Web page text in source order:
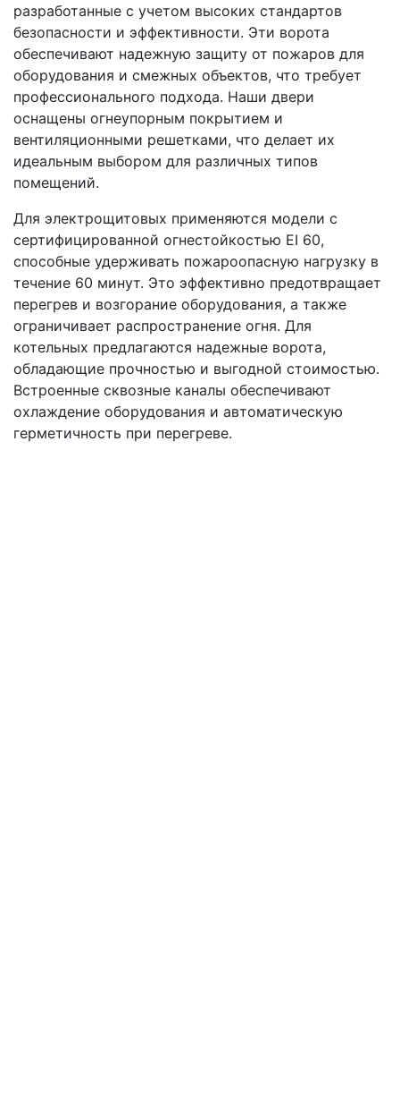
разработанные с учетом высоких стандартов
безопасности и эффективности. Эти ворота
обеспечивают надежную защиту от пожаров для
оборудования и смежных объектов, что требует
профессионального подхода. Наши двери
оснащены огнеупорным покрытием и
вентиляционными решетками, что делает их
идеальным выбором для различных типов
помещений.
Для электрощитовых применяются модели с
сертифицированной огнестойкостью EI 60,
способные удерживать пожароопасную нагрузку в
течение 60 минут. Это эффективно предотвращает
перегрев и возгорание оборудования, а также
ограничивает распространение огня. Для
котельных предлагаются надежные ворота,
обладающие прочностью и выгодной стоимостью.
Встроенные сквозные каналы обеспечивают
охлаждение оборудования и автоматическую
герметичность при перегреве.